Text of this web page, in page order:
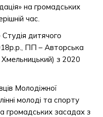
на громадських
час.
дитячого
ПП – Авторська
з 2020
Молодіжної
молоді та спорту
громадських засадах з